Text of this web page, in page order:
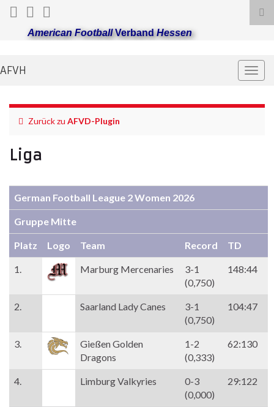
American FootballVerbandHessen
AFVH
Zurück zu AFVD-Plugin
Liga
German Football League 2 Women 2026
Gruppe Mitte
Platz Logo Team Record TD
1. Marburg Mercenaries
3-1
(0,750)
148:44
2. Saarland Lady Canes
3-1
(0,750)
104:47
3.
Gießen Golden
Dragons
1-2
(0,333)
62:130
4. Limburg Valkyries
0-3
(0,000)
29:122